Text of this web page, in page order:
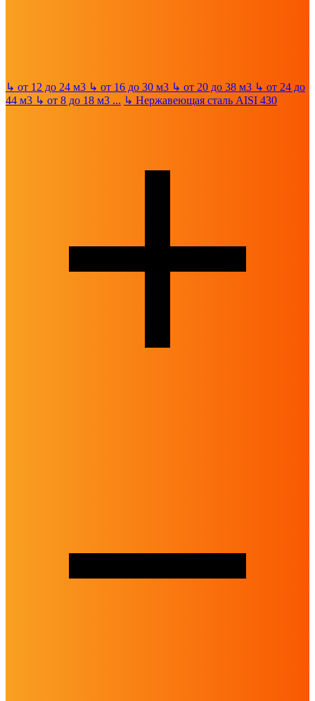
↳ от 12 до 24 м3 ↳ от 16 до 30 м3 ↳ от 20 до 38 м3 ↳ от 24 до
44 м3 ↳ от 8 до 18 м3 ... ↳ Нержавеющая сталь AISI 430